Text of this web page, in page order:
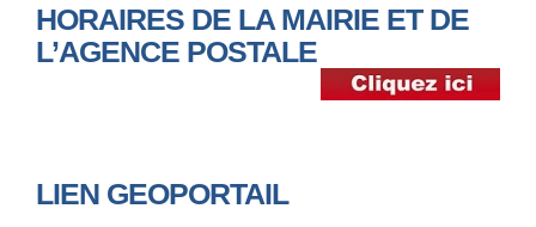
HORAIRES DE LA MAIRIE ET DE
L’AGENCE POSTALE
LIEN GEOPORTAIL